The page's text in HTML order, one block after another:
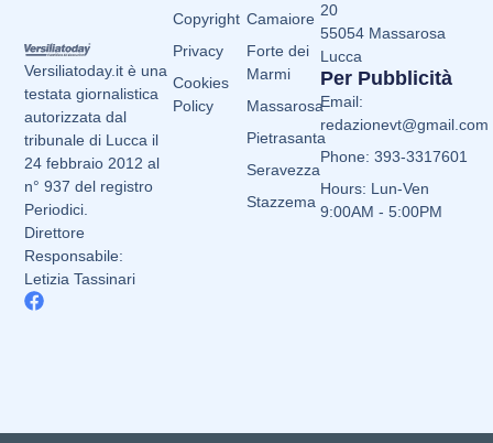
Versiliatoday.it è una
testata giornalistica
autorizzata dal
tribunale di Lucca il
24 febbraio 2012 al
n° 937 del registro
Periodici.
Direttore
Responsabile:
Letizia Tassinari
Camaiore
Forte dei
Marmi
Massarosa
Pietrasanta
Seravezza
Stazzema
Copyright
Privacy
Cookies
Policy
20
55054 Massarosa
Lucca
Per Pubblicità
Email:
redazionevt@gmail.com
Phone: 393-3317601
Hours: Lun-Ven
9:00AM - 5:00PM